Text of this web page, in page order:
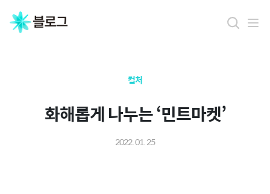
컬처
화해롭게 나누는 ‘민트마켓’
2022. 01. 25